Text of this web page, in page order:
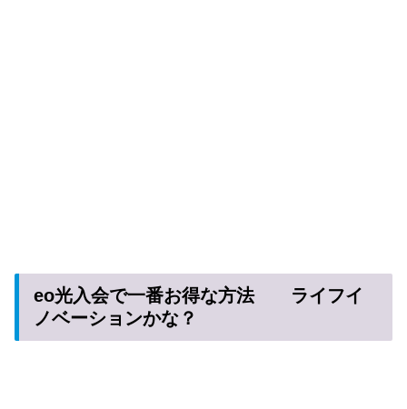
eo光入会で一番お得な方法 ライフイ
ノベーションかな？